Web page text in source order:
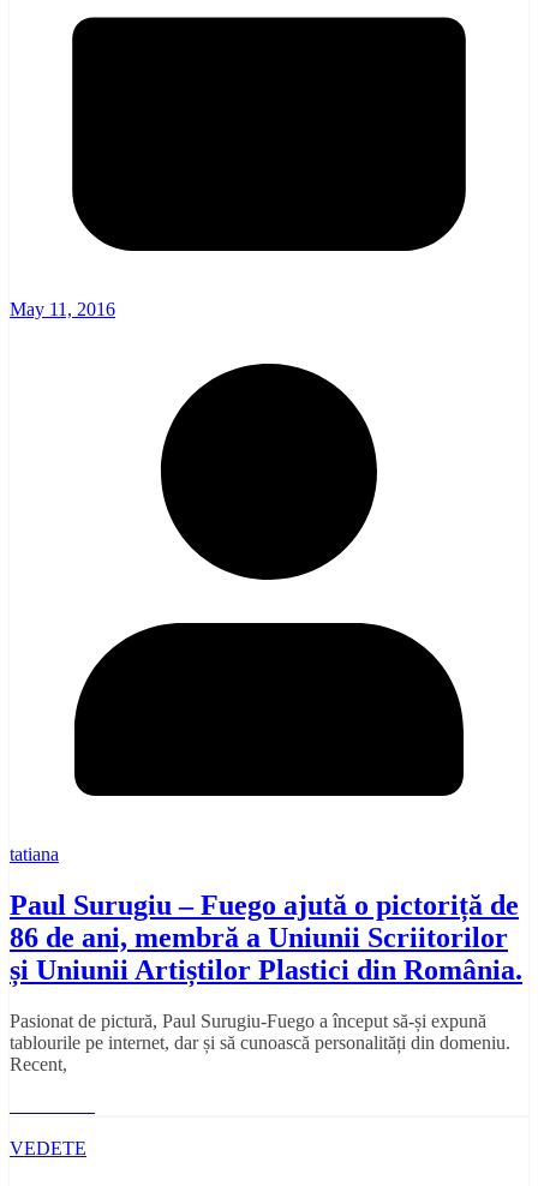
May 11, 2016
tatiana
Paul Surugiu – Fuego ajută o pictoriță de
86 de ani, membră a Uniunii Scriitorilor
și Uniunii Artiștilor Plastici din România.
Pasionat de pictură, Paul Surugiu-Fuego a început să-și expună
tablourile pe internet, dar și să cunoască personalități din domeniu.
Recent,
VEDETE